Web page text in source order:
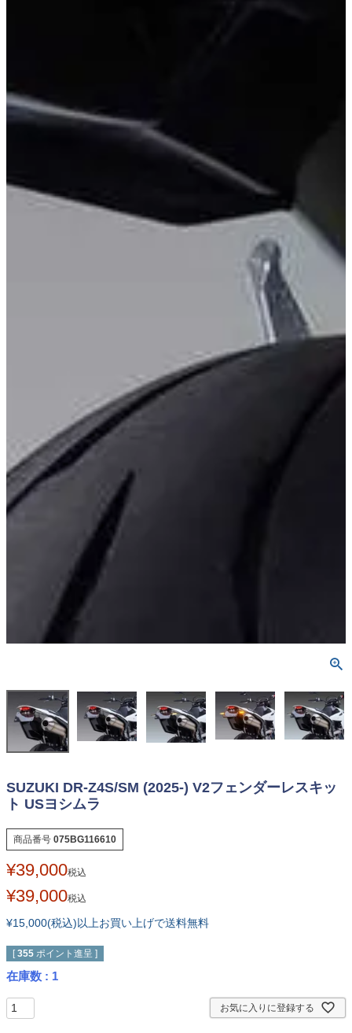
SUZUKI DR-Z4S/SM (2025-) V2フェンダーレスキッ
ト USヨシムラ
商品番号 075BG116610
¥39,000税込
¥39,000税込
¥15,000(税込)以上お買い上げで送料無料
[ 355 ポイント進呈 ]
在庫数 1
お気に入りに登録する